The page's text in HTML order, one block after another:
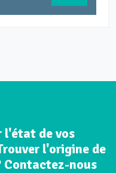
l'état de vos
l'origine de
Contactez-nous